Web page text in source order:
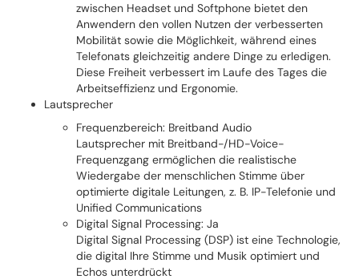
zwischen Headset und Softphone bietet den
Anwendern den vollen Nutzen der verbesserten
Mobilität sowie die Möglichkeit, während eines
Telefonats gleichzeitig andere Dinge zu erledigen.
Diese Freiheit verbessert im Laufe des Tages die
Arbeitseffizienz und Ergonomie.
Lautsprecher
Frequenzbereich: Breitband Audio
Lautsprecher mit Breitband-/HD-Voice-
Frequenzgang ermöglichen die realistische
Wiedergabe der menschlichen Stimme über
optimierte digitale Leitungen, z. B. IP-Telefonie und
Unified Communications
Digital Signal Processing: Ja
Digital Signal Processing (DSP) ist eine Technologie,
die digital Ihre Stimme und Musik optimiert und
Echos unterdrückt